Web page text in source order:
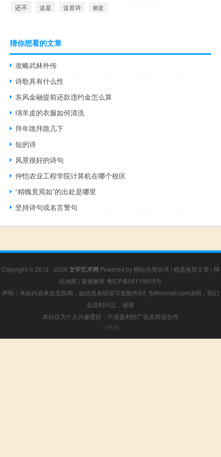
还不 这是 这首诗 都是
猜你想看的文章
攻略武林外传
诗歌具有什么性
东风金融提前还款违约金怎么算
绵羊皮的衣服如何清洗
拜年跪拜跪几下
短的诗
风景很好的诗句
仲恺农业工程学院计算机在哪个校区
“精魄竟焉如”的出处是哪里
坚持诗句或名言警句
Copyright © 2012 - 2026 文学艺术网 Powered by 网站分类目录 | 精选推荐文章 | 网
站地图 | 疑难解答 粤ICP备05119915号
声明：本站内容来自互联网，如信息有错误可发邮件到f_fb#foxmail.com说明，我们
会及时纠正，谢谢
本站仅为个人兴趣爱好，不接盈利性广告及商业合作
小男孩